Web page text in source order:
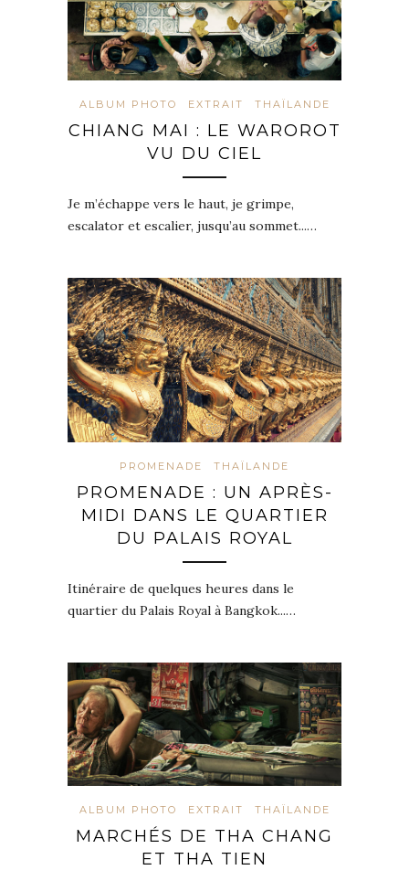
ALBUM PHOTO EXTRAIT THAÏLANDE
CHIANG MAI : LE WAROROT
VU DU CIEL
Je m’échappe vers le haut, je grimpe,
escalator et escalier, jusqu’au sommet...…
PROMENADE THAÏLANDE
PROMENADE : UN APRÈS-
MIDI DANS LE QUARTIER
DU PALAIS ROYAL
Itinéraire de quelques heures dans le
quartier du Palais Royal à Bangkok...…
ALBUM PHOTO EXTRAIT THAÏLANDE
MARCHÉS DE THA CHANG
ET THA TIEN